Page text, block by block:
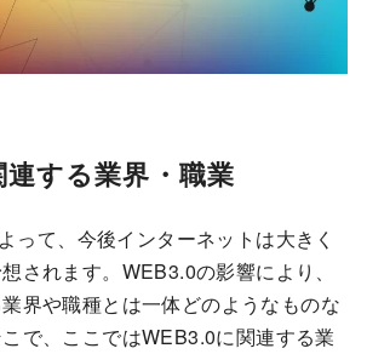
する業界・職業
って、今後インターネットは大きく
されます。WEB3.0の影響により、
界や職種とは一体どのようなものな
で、ここではWEB3.0に関連する業